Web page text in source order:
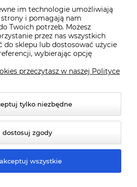
Wszelkie prawa zastrzeżone.
im technologie umożliwiają
strony i pomagają nam
Twoich potrzeb. Możesz
przez nas wszystkich
do sklepu lub dostosować użycie
wybierając opcję
przeczytasz w naszej Polityce
tylko niezbędne
dostosuj zgody
wszystkie